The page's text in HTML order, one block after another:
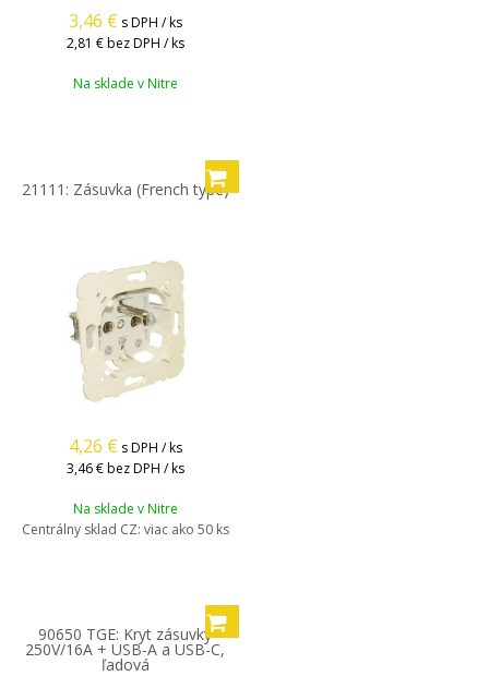
3,46 € s DPH / ks
2,81 € bez DPH / ks
Na sklade v Nitre
21111: Zásuvka (French type)
4,26 € s DPH / ks
3,46 € bez DPH / ks
Na sklade v Nitre
Centrálny sklad CZ: viac ako 50 ks
90650 TGE: Kryt zásuvky
250V/16A + USB-A a USB-C,
ľadová